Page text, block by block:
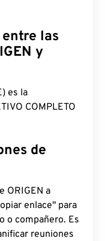
las
y
es la
COMPLETO
de
ORIGEN a
enlace" para
o compañero. Es
reuniones